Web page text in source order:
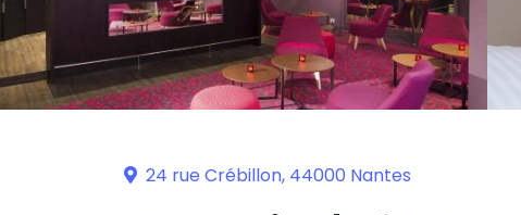
24 rue Crébillon, 44000 Nantes